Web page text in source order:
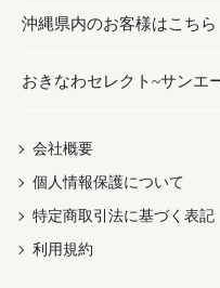
みそ
だし／スパイス／島唐辛
スナック
おつまみ
紅芋
ワイン・ウィスキー・カ
ドリンク
茶葉
ボディケア
ヘアケア
UVケア
メンズ
レディース
雑貨
沖縄ファッション
伝統工芸品
沖縄県内のお客様はこちら
おきなわセレクト~サンエ
会社概要
個人情報保護について
特定商取引法に基づく表記
利用規約